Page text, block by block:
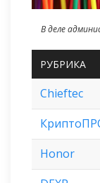
В деле
РУБРИКА
Chieftec
Honor